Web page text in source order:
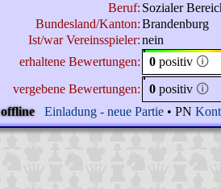
Beruf: Sozialer
Bundesland/Kanton:Brandenburg
Ist/war Vereinsspieler:nein
erhaltene Bewertungen:
0 positiv 🛈
vergebene Bewertungen:
0 positiv 🛈
offline
Einladung - neue Partie • PN